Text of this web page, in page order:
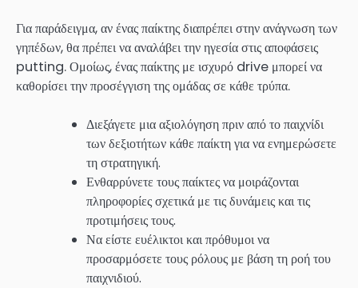
Για παράδειγμα, αν ένας παίκτης διαπρέπει στην ανάγνωση των
γηπέδων, θα πρέπει να αναλάβει την ηγεσία στις αποφάσεις
putting. Ομοίως, ένας παίκτης με ισχυρό drive μπορεί να
καθορίσει την προσέγγιση της ομάδας σε κάθε τρύπα.
Διεξάγετε μια αξιολόγηση πριν από το παιχνίδι
των δεξιοτήτων κάθε παίκτη για να ενημερώσετε
τη στρατηγική.
Ενθαρρύνετε τους παίκτες να μοιράζονται
πληροφορίες σχετικά με τις δυνάμεις και τις
προτιμήσεις τους.
Να είστε ευέλικτοι και πρόθυμοι να
προσαρμόσετε τους ρόλους με βάση τη ροή του
παιχνιδιού.